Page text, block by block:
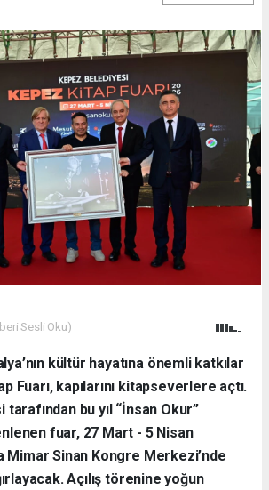
Sesli Oku)
kültür hayatına önemli katkılar
Fuarı, kapılarını kitapseverlere açtı.
bu yıl “İnsan Okur”
fuar, 27 Mart - 5 Nisan
Mimar Sinan Kongre Merkezi’nde
Açılış törenine yoğun